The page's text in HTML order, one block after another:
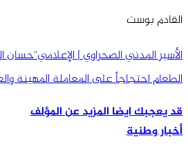
القادم بوست
الأسير المدني الصحراوي | الإعلامي”حسان
الطعام احتجاجاً على المعاملة المهينة
قد يعجبك ايضاالمزيد عن المؤلف
أخبار وطنية